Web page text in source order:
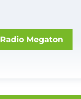
Radio Megaton